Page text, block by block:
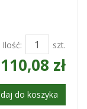
Ilość:
szt.
zł
do koszyka